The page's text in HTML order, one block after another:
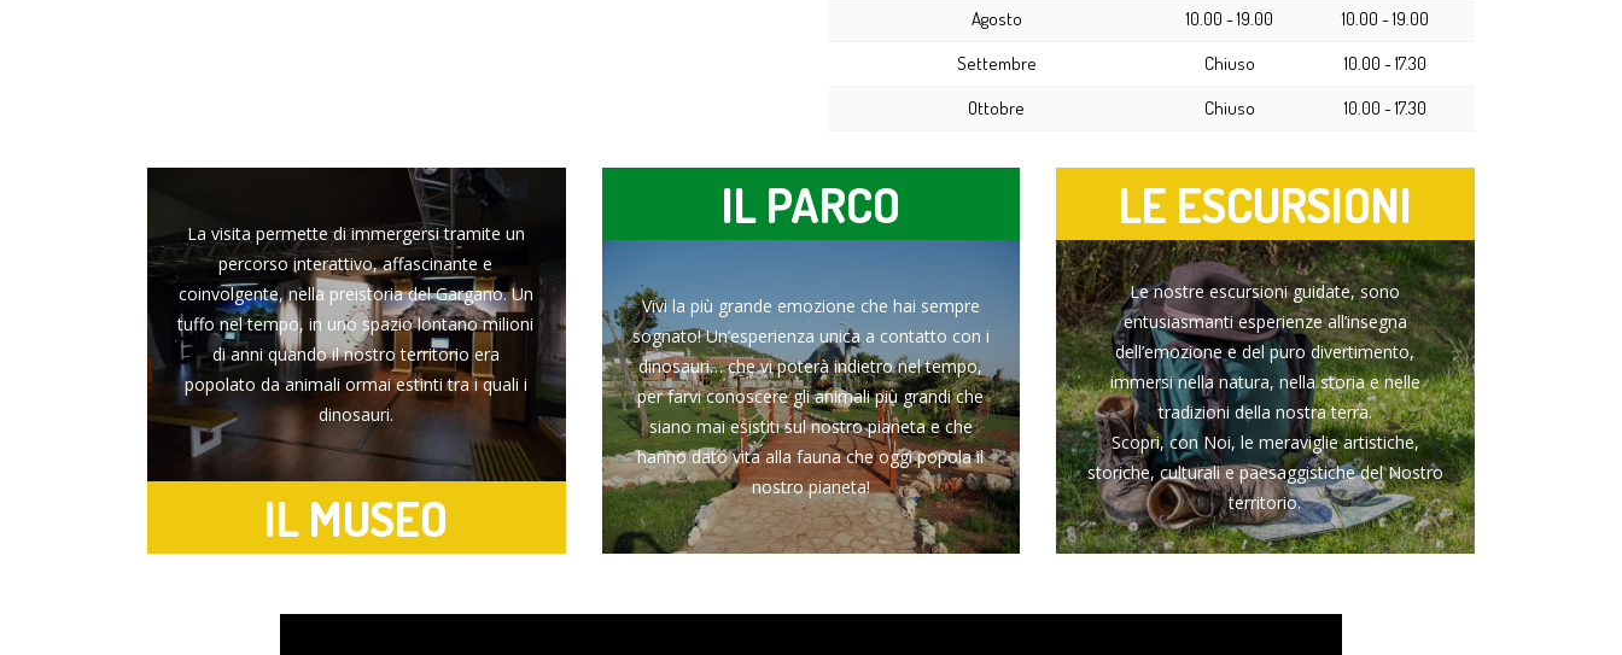
Agosto
10.00 - 19.00
10.00 - 19.00
Settembre
Chiuso
10.00 - 17.30
Ottobre
Chiuso 10.00 - 17.30
La visita permette di immergersi tramite un
percorso interattivo, affascinante e
coinvolgente, nella preistoria del Gargano. Un
tuffo nel tempo, in uno spazio lontano milioni
di anni quando il nostro territorio era
popolato da animali ormai estinti tra i quali i
dinosauri.
IL MUSEO
IL PARCO
Vivi la più grande emozione che hai sempre
sognato! Un’esperienza unica a contatto con i
dinosauri… che vi poterà indietro nel tempo,
per farvi conoscere gli animali più grandi che
siano mai esistiti sul nostro pianeta e che
hanno dato vita alla fauna che oggi popola il
nostro pianeta!
LE ESCURSIONI
Le nostre escursioni guidate, sono
entusiasmanti esperienze all’insegna
dell’emozione e del puro divertimento,
immersi nella natura, nella storia e nelle
tradizioni della nostra terra.
Scopri, con Noi, le meraviglie artistiche,
storiche, culturali e paesaggistiche del Nostro
territorio.